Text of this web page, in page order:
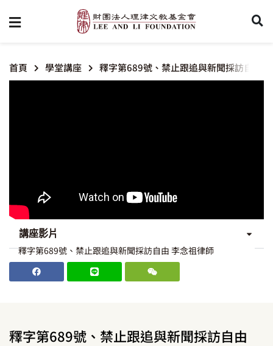
首頁 學堂講座 釋字第689號、禁止跟追與新聞採訪自由
講座影片
釋字第689號、禁止跟追與新聞採訪自由 李念祖律師
釋字第689號、禁止跟追與新聞採訪自由